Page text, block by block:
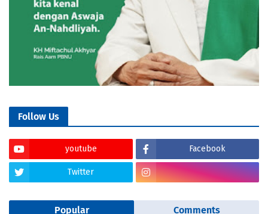
Follow Us
youtube Facebook
Twitter
Popular Comments